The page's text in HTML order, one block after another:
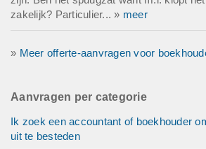
zakelijk? Particulier... » meer
» Meer offerte-aanvragen voor
Aanvragen per categorie
Ik zoek een accountant of boekhouder
uit te besteden